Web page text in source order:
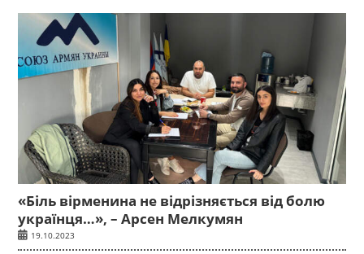
«Біль вірменина не відрізняється від болю
українця…», – Арсен Мелкумян
19.10.2023